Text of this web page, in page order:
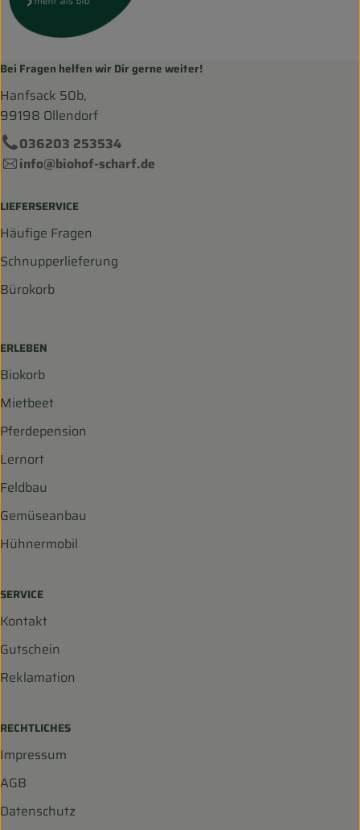
Bei Fragen helfen wir Dir gerne weiter!
Hanfsack 50b,
99198 Ollendorf
036203 253534
info@biohof-scharf.de
LIEFERSERVICE
Häufige Fragen
Schnupperlieferung
Bürokorb
ERLEBEN
Biokorb
Mietbeet
Pferdepension
Lernort
Feldbau
Gemüseanbau
Hühnermobil
SERVICE
Kontakt
Gutschein
Reklamation
RECHTLICHES
Impressum
AGB
Datenschutz